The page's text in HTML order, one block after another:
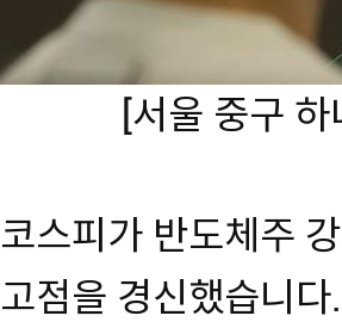
[서울 중구
코스피가 반도체주
고점을 경신했습니다.